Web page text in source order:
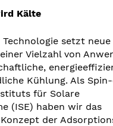
Kälte
Technologie setzt neue
Vielzahl von
Kühlung. Als
für Solare
(ISE) haben wir das
der